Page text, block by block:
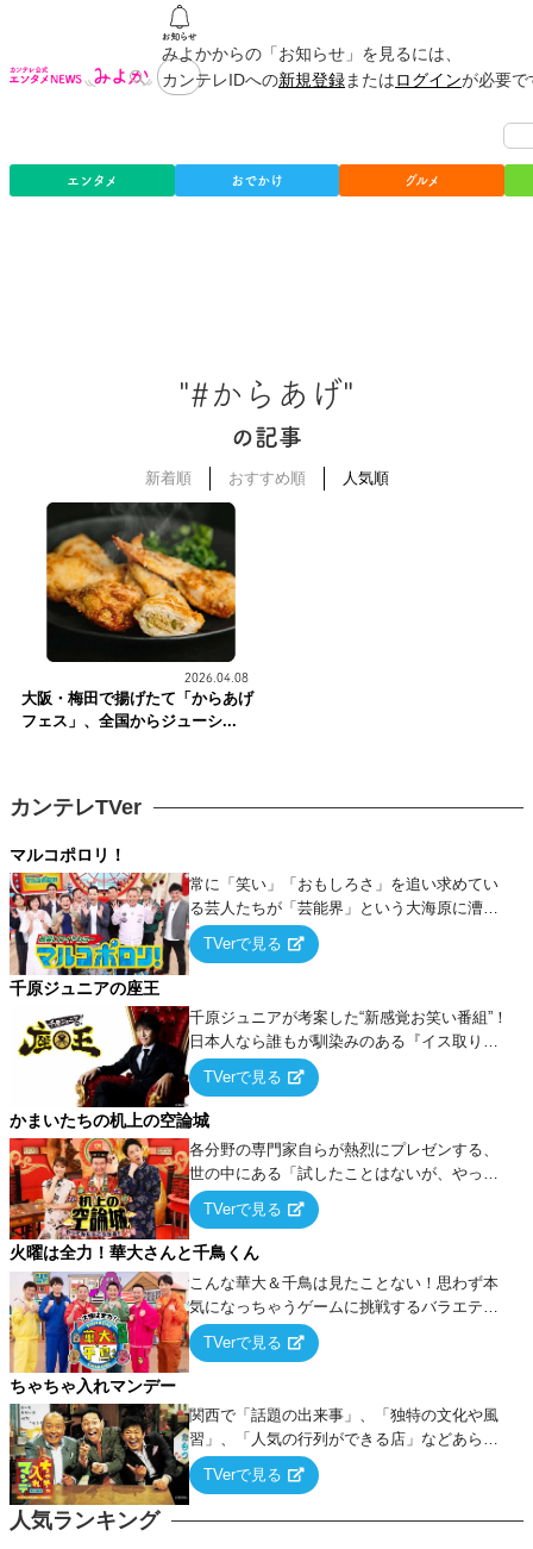
みよかからの「お知らせ」を見るには、
カンテレIDへの新規登録またはログインが必要
エンタメ おでかけ グルメ
"#からあげ"
の記事
新着順 おすすめ順 人気順
2026.04.08
大阪・梅田で揚げたて「からあげ
フェス」、全国からジューシ...
人気ランキング
カンテレTVer
マルコポロリ！
常に「笑い」「おもしろさ」を追い求めてい
る芸人たちが「芸能界」という大海原に漕ぎ
出でて、新たなオモシロ人間を発掘する！
TVerで見る
千原ジュニアの座王
千原ジュニアが考案した“新感覚お笑い番組”！
日本人なら誰もが馴染みのある『イス取りゲ
ーム』をベースに、大喜利・ギャグ・モノボ
ケ・歌…など様々なお題で芸人がショートネ
タを競い合う！
TVerで見る
かまいたちの机上の空論城
各分野の専門家自らが熱烈にプレゼンする、
世の中にある「試したことはないが、やって
みたらこうなる！…ハズ」という“机上の空
論”に若手芸人らがカラダを張って挑む！
TVerで見る
火曜は全力！華大さんと千鳥くん
こんな華大＆千鳥は見たことない！思わず本
気になっちゃうゲームに挑戦するバラエティ
ー！
TVerで見る
ちゃちゃ入れマンデー
関西で「話題の出来事」、「独特の文化や風
習」、「人気の行列ができる店」などあらゆ
るテーマについて好き放題にちゃちゃを入れ
ていく関西色を前面に押し出したトークバラ
TVerで見る